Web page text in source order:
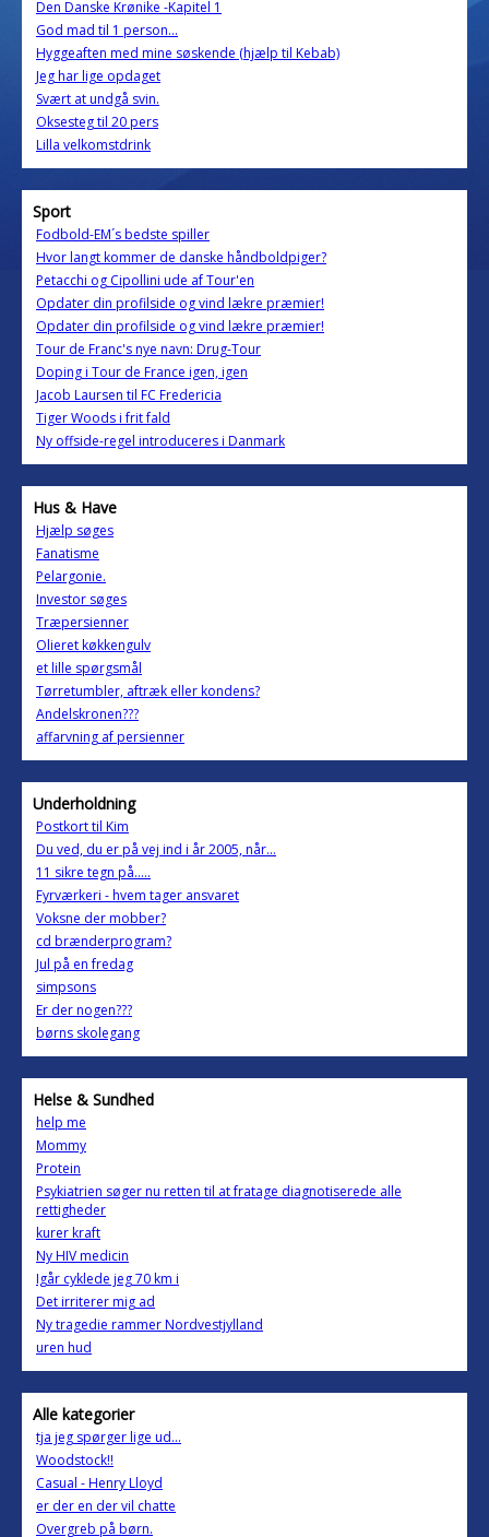
Den Danske Krønike -Kapitel 1
God mad til 1 person...
Hyggeaften med mine søskende (hjælp til Kebab)
Jeg har lige opdaget
Svært at undgå svin.
Oksesteg til 20 pers
Lilla velkomstdrink
Sport
Fodbold-EM´s bedste spiller
Hvor langt kommer de danske håndboldpiger?
Petacchi og Cipollini ude af Tour'en
Opdater din profilside og vind lækre præmier!
Opdater din profilside og vind lækre præmier!
Tour de Franc's nye navn: Drug-Tour
Doping i Tour de France igen, igen
Jacob Laursen til FC Fredericia
Tiger Woods i frit fald
Ny offside-regel introduceres i Danmark
Hus & Have
Hjælp søges
Fanatisme
Pelargonie.
Investor søges
Træpersienner
Olieret køkkengulv
et lille spørgsmål
Tørretumbler, aftræk eller kondens?
Andelskronen???
affarvning af persienner
Underholdning
Postkort til Kim
Du ved, du er på vej ind i år 2005, når…
11 sikre tegn på.....
Fyrværkeri - hvem tager ansvaret
Voksne der mobber?
cd brænderprogram?
Jul på en fredag
simpsons
Er der nogen???
børns skolegang
Helse & Sundhed
help me
Mommy
Protein
Psykiatrien søger nu retten til at fratage diagnotiserede alle
rettigheder
kurer kraft
Ny HIV medicin
Igår cyklede jeg 70 km i
Det irriterer mig ad
Ny tragedie rammer Nordvestjylland
uren hud
Alle kategorier
tja jeg spørger lige ud...
Woodstock!!
Casual - Henry Lloyd
er der en der vil chatte
Overgreb på børn.